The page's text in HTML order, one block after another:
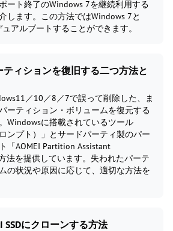
ート終了のWindows 7を継続利用する
します。この方法ではWindows 7と
アルブートすることができます。
ィションを復旧する二つ方法と
／10／8／7で誤って削除した、ま
ーティション・ボリュームを復元する
Windowsに搭載されているツール
ンプト）」とサードパーティ製のパー
「AOMEI Partition Assistant
法を提供しています。失われたパーテ
の状況や原因に応じて、適切な方法を
SSDにクローンする方法